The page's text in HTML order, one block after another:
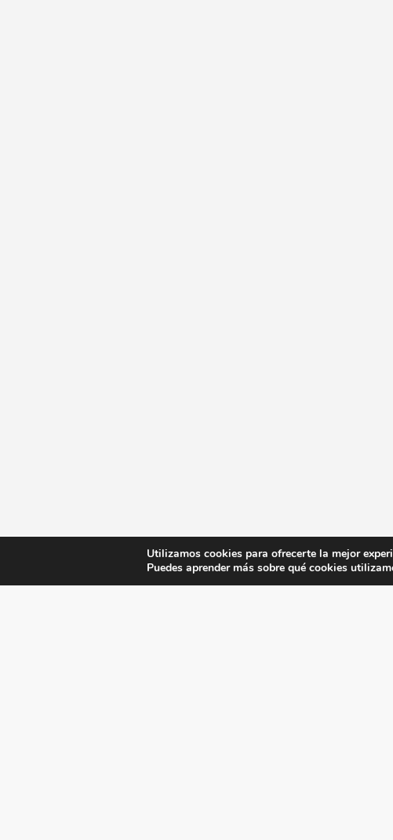
Utilizamos cookies para ofrecerte la mejor
Puedes aprender más sobre qué cookies